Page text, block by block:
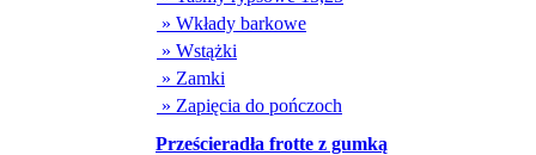
» Wkłady barkowe
» Wstążki
» Zamki
» Zapięcia do pończoch
Prześcieradła frotte z gumką